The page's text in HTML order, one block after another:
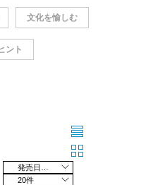
文化を愉しむ
ント
20件